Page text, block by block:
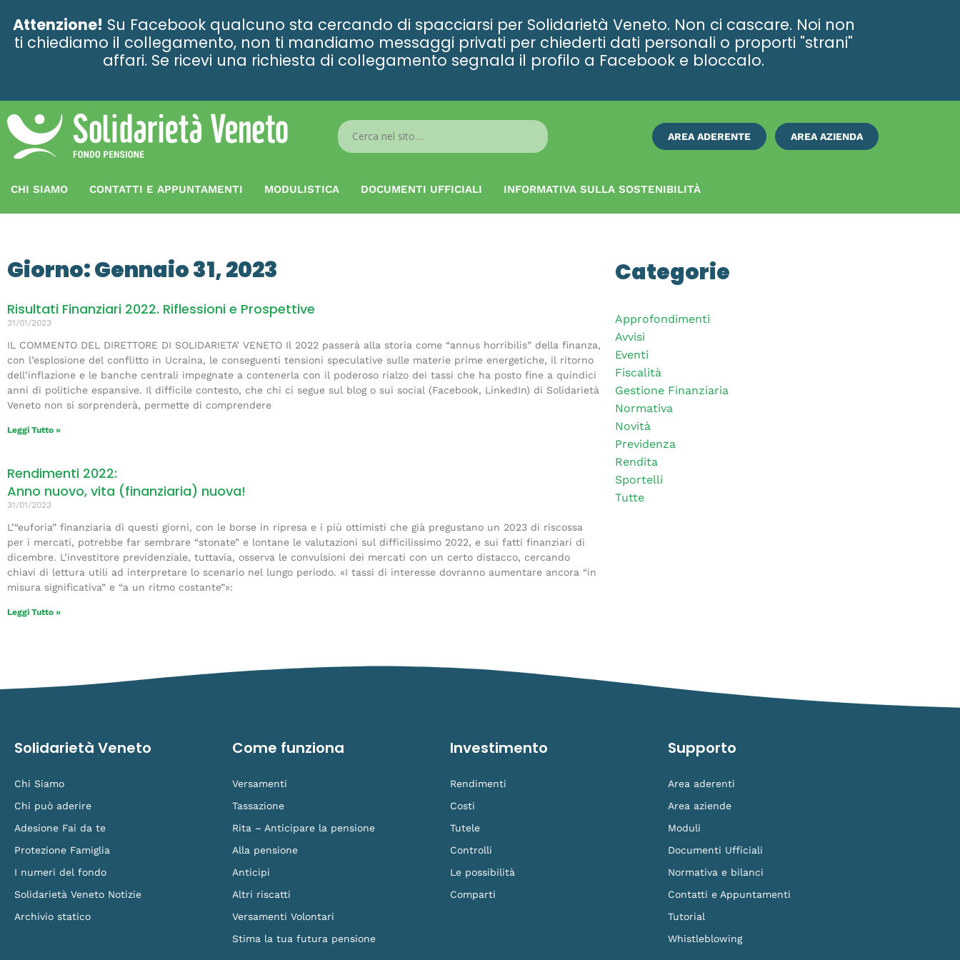
Attenzione! Su Facebook qualcuno sta cercando di spacciarsi per Solidarietà Veneto. Non ci cascare. Noi non
ti chiediamo il collegamento, non ti mandiamo messaggi privati per chiederti dati personali o proporti "strani"
affari. Se ricevi una richiesta di collegamento segnala il profilo a Facebook e bloccalo.
Search
...
AREA ADERENTE AREA AZIENDA
CHI SIAMO CONTATTI E APPUNTAMENTI MODULISTICA DOCUMENTI UFFICIALI INFORMATIVA SULLA SOSTENIBILITÀ
ISCRIVITI
Giorno: Gennaio 31, 2023
Risultati Finanziari 2022. Riflessioni e Prospettive
31/01/2023
IL COMMENTO DEL DIRETTORE DI SOLIDARIETA’ VENETO Il 2022 passerà alla storia come “annus horribilis” della finanza,
con l’esplosione del conflitto in Ucraina, le conseguenti tensioni speculative sulle materie prime energetiche, il ritorno
dell’inflazione e le banche centrali impegnate a contenerla con il poderoso rialzo dei tassi che ha posto fine a quindici
anni di politiche espansive. Il difficile contesto, che chi ci segue sul blog o sui social (Facebook, LinkedIn) di Solidarietà
Veneto non si sorprenderà, permette di comprendere
Leggi Tutto »
Rendimenti 2022:
Anno nuovo, vita (finanziaria) nuova!
31/01/2023
L’“euforia” finanziaria di questi giorni, con le borse in ripresa e i più ottimisti che già pregustano un 2023 di riscossa
per i mercati, potrebbe far sembrare “stonate” e lontane le valutazioni sul difficilissimo 2022, e sui fatti finanziari di
dicembre. L’investitore previdenziale, tuttavia, osserva le convulsioni dei mercati con un certo distacco, cercando
chiavi di lettura utili ad interpretare lo scenario nel lungo periodo. «I tassi di interesse dovranno aumentare ancora “in
misura significativa” e “a un ritmo costante”»:
Leggi Tutto »
Categorie
Approfondimenti
Avvisi
Eventi
Fiscalità
Gestione Finanziaria
Normativa
Novità
Previdenza
Rendita
Sportelli
Tutte
Solidarietà Veneto
Chi Siamo
Chi può aderire
Adesione Fai da te
Protezione Famiglia
I numeri del fondo
Solidarietà Veneto Notizie
Archivio statico
Come funziona
Versamenti
Tassazione
Rita – Anticipare la pensione
Alla pensione
Anticipi
Altri riscatti
Versamenti Volontari
Stima la tua futura pensione
Investimento
Rendimenti
Costi
Tutele
Controlli
Le possibilità
Comparti
Supporto
Area aderenti
Area aziende
Moduli
Documenti Ufficiali
Normativa e bilanci
Contatti e Appuntamenti
Tutorial
Whistleblowing